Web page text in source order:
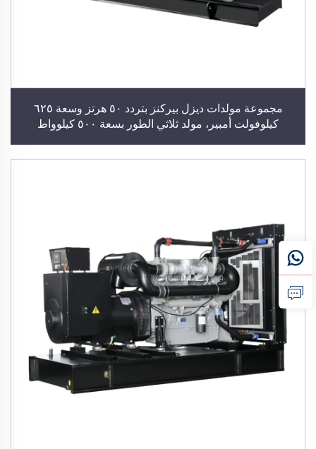
مجموعة مولدات ديزل بيركنز بتردد ٥٠ هرتز وسعة ٦٢٥
كيلوفولت أمبير، مولد ثلاثي الطور بسعة ٥٠٠ كيلوواط